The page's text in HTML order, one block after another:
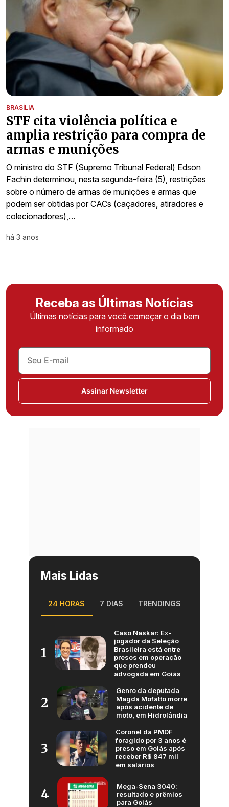
BRASÍLIA
STF cita violência política e
amplia restrição para compra de
armas e munições
O ministro do STF (Supremo Tribunal Federal) Edson
Fachin determinou, nesta segunda-feira (5), restrições
sobre o número de armas de munições e armas que
podem ser obtidas por CACs (caçadores, atiradores e
colecionadores),…
há 3 anos
Receba as Últimas Notícias
Últimas notícias para você começar o dia bem
informado
Assinar Newsletter
Mais Lidas
24 HORAS 7 DIAS TRENDINGS
1
Caso Naskar: Ex-
jogador da Seleção
Brasileira está entre
presos em operação
que prendeu
advogada em Goiás
2
Genro da deputada
Magda Mofatto morre
após acidente de
moto, em Hidrolândia
3
Coronel da PMDF
foragido por 3 anos é
preso em Goiás após
receber R$ 847 mil
em salários
4
Mega-Sena 3040:
resultado e prêmios
para Goiás